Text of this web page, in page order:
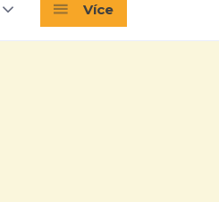
Více